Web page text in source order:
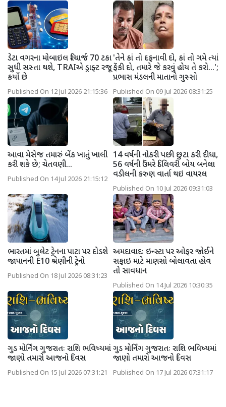
ડેટા વગરના મોબાઇલ રિચાર્જ 70 ટકા
સુધી સસ્તા થશે, TRAIએ ડ્રાફ્ટ રજૂ
કર્યો છે
Published On 12 Jul 2026 21:15:36
'તેને કાં તો દફનાવી દો, કાં તો ગમે ત્યાં
ફેંકી દો, તમારે જે કરવું હોય તે કરો...';
પ્રભાસ મંડલની માતાનો ગુસ્સો
Published On 09 Jul 2026 08:31:25
આવા મેસેજ તમારું બેંક ખાતું ખાલી
કરી શકે છે; ચેતવણી...
Published On 14 Jul 2026 21:15:12
14 વર્ષની નોકરી પછી છુટા કરી દીધા,
56 વર્ષની ઉંમરે ડિલિવરી બોય બનેલા
વડીલની કરુણ વાર્તા થઇ વાયરલ
Published On 10 Jul 2026 09:31:03
ભારતમાં બુલેટ ટ્રેનના પાટા પર દોડશે
જાપાનની E10 શ્રેણીની ટ્રેનો
Published On 18 Jul 2026 08:31:23
અમદાવાદઃ ઇન્સ્ટા પર ઓફર જોઈને
સફાઇ માટે માણસો બોલાવતા હોવ
તો સાવધાન
Published On 14 Jul 2026 10:30:35
ગુડ મોર્નિંગ ગુજરાતઃ રાશિ ભવિષ્યમાં
જાણો તમારો આજનો દિવસ
Published On 15 Jul 2026 07:31:21
ગુડ મોર્નિંગ ગુજરાતઃ રાશિ ભવિષ્યમાં
જાણો તમારો આજનો દિવસ
Published On 17 Jul 2026 07:31:17